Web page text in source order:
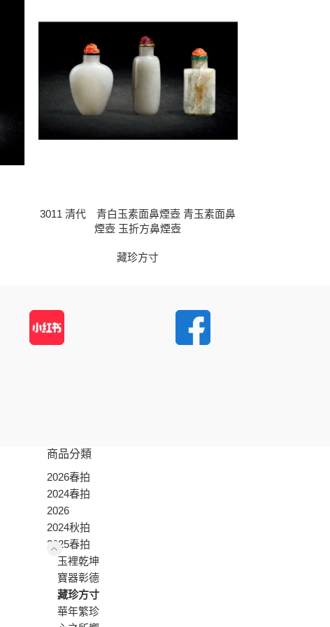
3011 清代 青白玉素面鼻煙壺 青玉素面鼻
煙壺 玉折方鼻煙壺
藏珍方寸
商品分類
2026春拍
2024春拍
2026
2024秋拍
2025春拍
玉裡乾坤
寶器彰德
藏珍方寸
華年繁珍